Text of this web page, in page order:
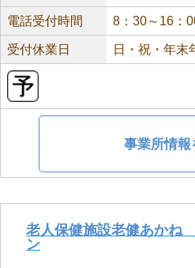
電話受付時間 8：30～16：
受付休業日 日・祝・年末
事業所情報
老人保健施設老健あかね
ン